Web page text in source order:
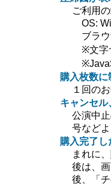
ご利用
OS:
ブラウ
※文字
購入枚数
１回の
キャンセ
公演中
号など
購入完了
まれに
後は、
後、「